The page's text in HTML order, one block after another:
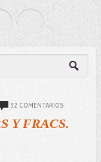
32 COMENTARIOS
Y FRACS.